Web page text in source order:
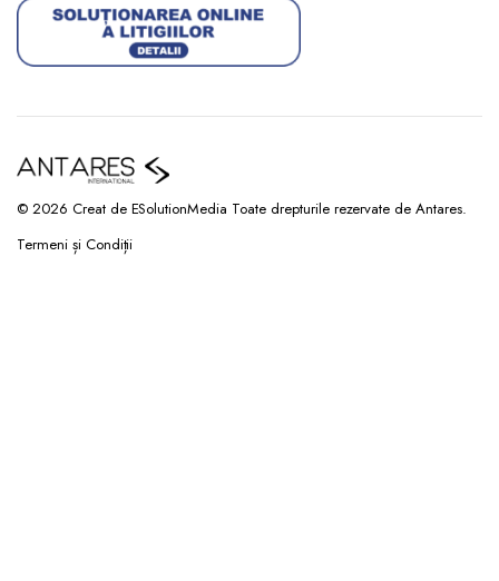
© 2026 Creat de ESolutionMedia Toate drepturile rezervate de Antares.
Termeni și Condiții